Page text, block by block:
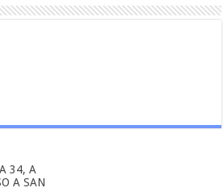
34, A
A SAN